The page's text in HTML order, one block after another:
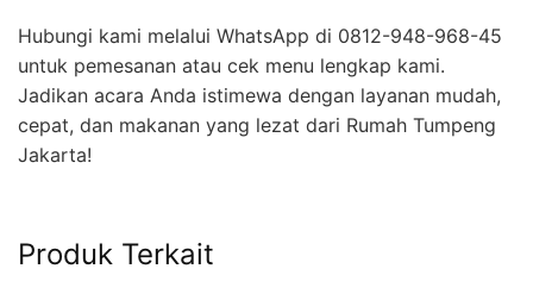
Hubungi kami melalui WhatsApp di 0812-948-968-45
untuk pemesanan atau cek menu lengkap kami.
Jadikan acara Anda istimewa dengan layanan mudah,
cepat, dan makanan yang lezat dari Rumah Tumpeng
Jakarta!
Produk Terkait